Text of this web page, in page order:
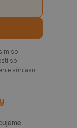
so
so
súhlasu